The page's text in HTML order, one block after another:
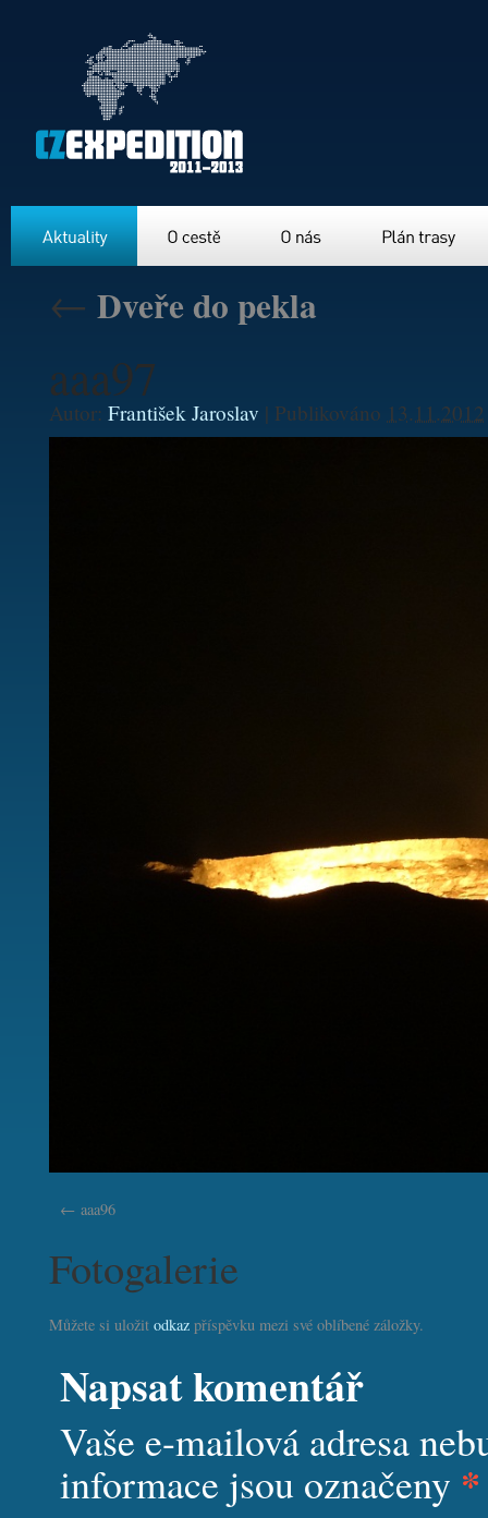
← Dveře do pekla
aaa97
Autor: František Jaroslav | Publikováno 13.11.2012
aaa96
Fotogalerie
Můžete si uložit odkaz příspěvku mezi své oblíbené záložky.
Napsat komentář
Vaše e-mailová adresa
informace jsou označeny *